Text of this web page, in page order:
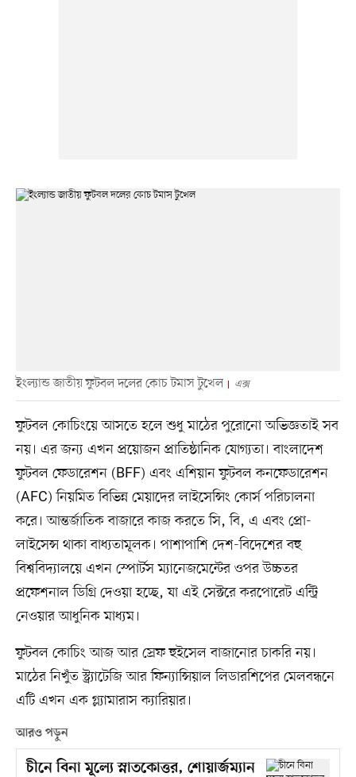
ইংল্যান্ড জাতীয় ফুটবল দলের কোচ টমাস টুখেল এক্স
ফুটবল কোচিংয়ে আসতে হলে শুধু মাঠের পুরোনো অভিজ্ঞতাই সব
নয়। এর জন্য এখন প্রয়োজন প্রাতিষ্ঠানিক যোগ্যতা। বাংলাদেশ
ফুটবল ফেডারেশন (BFF) এবং এশিয়ান ফুটবল কনফেডারেশন
(AFC) নিয়মিত বিভিন্ন মেয়াদের লাইসেন্সিং কোর্স পরিচালনা
করে। আন্তর্জাতিক বাজারে কাজ করতে সি, বি, এ এবং প্রো-
লাইসেন্স থাকা বাধ্যতামূলক। পাশাপাশি দেশ-বিদেশের বহু
বিশ্ববিদ্যালয়ে এখন স্পোর্টস ম্যানেজমেন্টের ওপর উচ্চতর
প্রফেশনাল ডিগ্রি দেওয়া হচ্ছে, যা এই সেক্টরে করপোরেট এন্ট্রি
নেওয়ার আধুনিক মাধ্যম।
ফুটবল কোচিং আজ আর স্রেফ হুইসেল বাজানোর চাকরি নয়।
মাঠের নিখুঁত স্ট্র্যাটেজি আর ফিন্যান্সিয়াল লিডারশিপের মেলবন্ধনে
এটি এখন এক গ্ল্যামারাস ক্যারিয়ার।
আরও পড়ুন
চীনে বিনা মূল্যে স্নাতকোত্তর, শোয়ার্জম্যান